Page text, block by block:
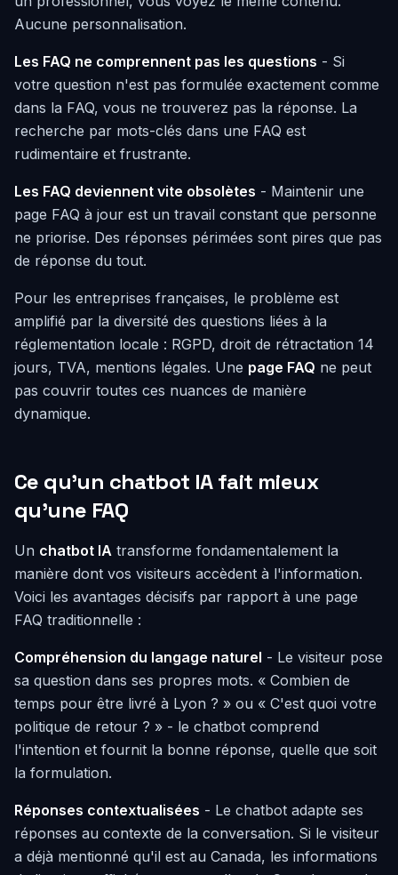
Aucune personnalisation.
Les FAQ ne comprennent pas les questions - Si
votre question n'est pas formulée exactement comme
dans la FAQ, vous ne trouverez pas la réponse. La
recherche par mots-clés dans une FAQ est
rudimentaire et frustrante.
Les FAQ deviennent vite obsolètes - Maintenir une
page FAQ à jour est un travail constant que personne
ne priorise. Des réponses périmées sont pires que pas
de réponse du tout.
Pour les entreprises françaises, le problème est
amplifié par la diversité des questions liées à la
réglementation locale : RGPD, droit de rétractation 14
jours, TVA, mentions légales. Une page FAQ ne peut
pas couvrir toutes ces nuances de manière
dynamique.
Ce qu'un chatbot IA fait mieux
qu'une FAQ
Un chatbot IA transforme fondamentalement la
manière dont vos visiteurs accèdent à l'information.
Voici les avantages décisifs par rapport à une page
FAQ traditionnelle :
Compréhension du langage naturel - Le visiteur pose
sa question dans ses propres mots. « Combien de
temps pour être livré à Lyon ? » ou « C'est quoi votre
politique de retour ? » - le chatbot comprend
l'intention et fournit la bonne réponse, quelle que soit
la formulation.
Réponses contextualisées - Le chatbot adapte ses
réponses au contexte de la conversation. Si le visiteur
a déjà mentionné qu'il est au Canada, les informations